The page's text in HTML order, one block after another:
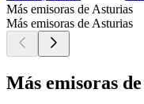
Más emisoras de Asturias
Más emisoras de Asturias
Más emisoras